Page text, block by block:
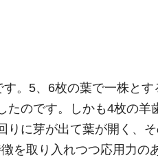
。5、6枚の葉で一株とす
のです。しかも4枚の羊
に芽が出て葉が開く、
を取り入れつつ応用力の